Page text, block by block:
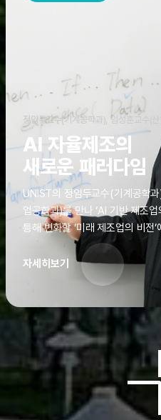
정임두교수(기계공학과), 임성훈교수(
AI 자율제조의
새로운 패러다임
UNIST의 정임두교수(기계공학
업공학과)를 만나 ‘AI 기반 제조
통해 변화할 ‘미래 제조업의 비전
자세히보기